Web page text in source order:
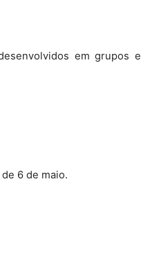
em grupos e
6 de maio.